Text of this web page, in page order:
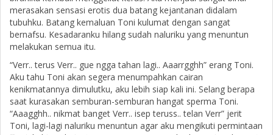
merasakan sensasi erotis dua batang kejantanan didalam
tubuhku. Batang kemaluan Toni kulumat dengan sangat
bernafsu. Kesadaranku hilang sudah naluriku yang menuntun
melakukan semua itu.
“Verr.. terus Verr.. gue ngga tahan lagi.. Aaarrgghh” erang Toni.
Aku tahu Toni akan segera menumpahkan cairan
kenikmatannya dimulutku, aku lebih siap kali ini. Selang berapa
saat kurasakan semburan-semburan hangat sperma Toni.
“Aaagghh.. nikmat banget Verr.. isep teruss.. telan Verr” jerit
Toni, lagi-lagi naluriku menuntun agar aku mengikuti permintaan